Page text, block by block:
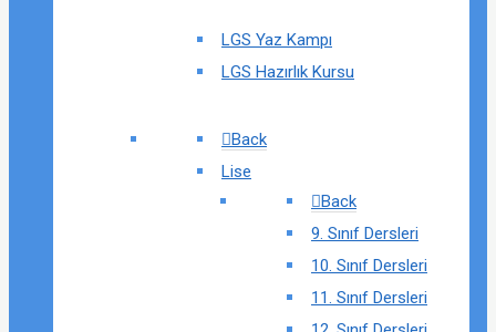
LGS Yaz Kampı
LGS Hazırlık Kursu
Back
Lise
Back
9. Sınıf Dersleri
10. Sınıf Dersleri
11. Sınıf Dersleri